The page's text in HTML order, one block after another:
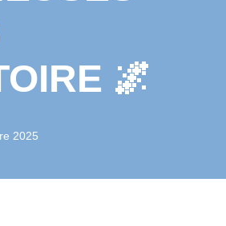
🌌
2025